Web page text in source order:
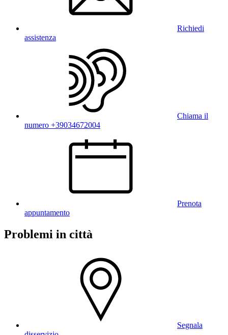
Richiedi
assistenza
Chiama il
numero +39034672004
Prenota
appuntamento
Problemi in città
Segnala